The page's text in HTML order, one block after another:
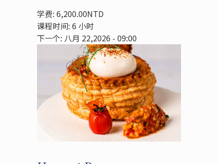
学费: 6,200.00NTD
课程时间: 6 小时
下一个: 八月 22,2026 - 09:00